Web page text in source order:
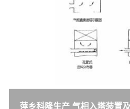
萍乡科隆生产 气相入塔装置